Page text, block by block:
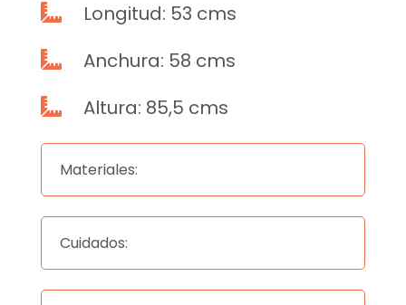
 Longitud: 53 cms
 Anchura: 58 cms
 Altura: 85,5 cms
Materiales:
Cuidados: